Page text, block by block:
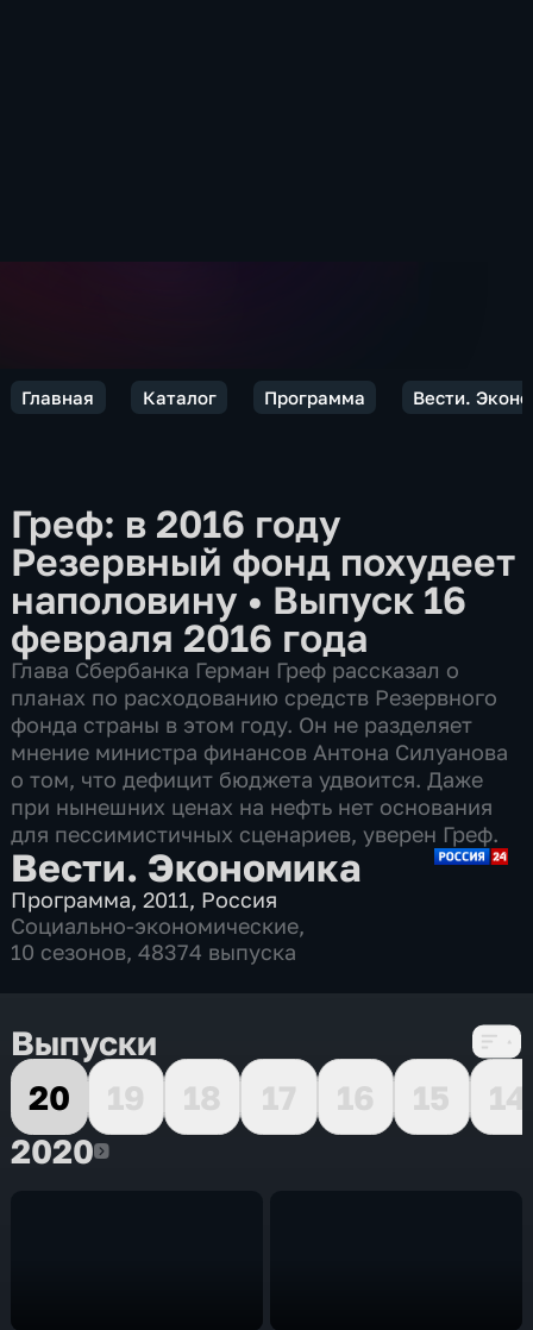
Главная Каталог Программа Вести.
Греф: в 2016 году
Резервный фонд похудеет
наполовину• Выпуск 16
февраля 2016 года
Глава Сбербанка Герман Греф рассказал о
планах по расходованию средств Резервного
фонда страны в этом году. Он не разделяет
мнение министра финансов Антона Силуанова
о том, что дефицит бюджета удвоится. Даже
при нынешних ценах на нефть нет основания
для пессимистичных сценариев, уверен Греф.
Вести. Экономика
Программа,2011, Россия
Социально-экономические,
10 сезонов, 48374 выпуска
Выпуски
20
19 18 17 16 15
14
20202020